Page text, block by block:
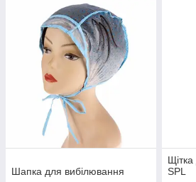
Шапка для вибілювання
SPL